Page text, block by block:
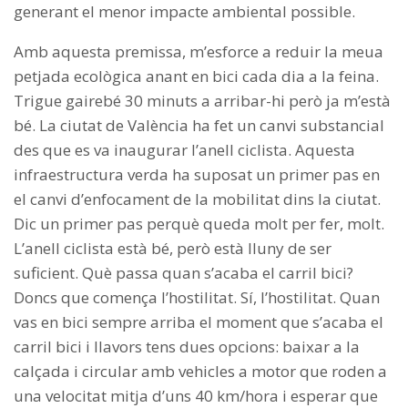
generant el menor impacte ambiental possible.
Amb aquesta premissa, m’esforce a reduir la meua
petjada ecològica anant en bici cada dia a la feina.
Trigue gairebé 30 minuts a arribar-hi però ja m’està
bé. La ciutat de València ha fet un canvi substancial
des que es va inaugurar l’anell ciclista. Aquesta
infraestructura verda ha suposat un primer pas en
el canvi d’enfocament de la mobilitat dins la ciutat.
Dic un primer pas perquè queda molt per fer, molt.
L’anell ciclista està bé, però està lluny de ser
suficient. Què passa quan s’acaba el carril bici?
Doncs que comença l’hostilitat. Sí, l’hostilitat. Quan
vas en bici sempre arriba el moment que s’acaba el
carril bici i llavors tens dues opcions: baixar a la
calçada i circular amb vehicles a motor que roden a
una velocitat mitja d’uns 40 km/hora i esperar que